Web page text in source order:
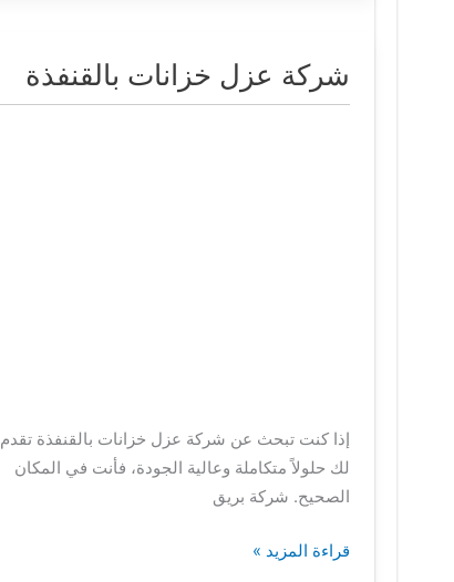
شركة عزل خزانات بالقنفذة
إذا كنت تبحث عن شركة عزل خزانات بالقنفذة تقدم
لك حلولاً متكاملة وعالية الجودة، فأنت في المكان
الصحيح. شركة بريق
شركة
قراءة المزيد »